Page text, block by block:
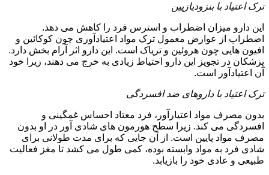
ترک اعتیاد با بنزودیازپین
این دارو میزان اضطراب و استرس فرد را کاهش می دهد.
اضطراب از عوارض معمول ترک مواد اعتیادآوری چون کوکائین و
افیون هایی چون هروئین و تریاک است. این دارو اثر آرام بخش دارد.
پزشکان در تجویز این دارو احتیاط زیادی به خرج می دهند، زیرا خود
آن اعتیادآور است.
ترک اعتیاد با داروهای ضد افسردگی
بدون مصرف مواد اعتیارآور، فرد معتاد احساس غمگینی و
افسردگی می کند. زیرا سطح هورمون های شادی آور در او بدون
مصرف مواد پایین است. از آن جایی که برای مدت طولانی برای
شادی فرد به مواد وابسته بوده، کمی طول می کشد تا مغز فعالیت
طبیعی و عادی خود را بازیابد.